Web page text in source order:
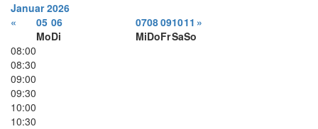
Januar 2026
«
05 06 0708091011 »
MoDi MiDoFrSaSo
08:00
08:30
09:00
09:30
10:00
10:30